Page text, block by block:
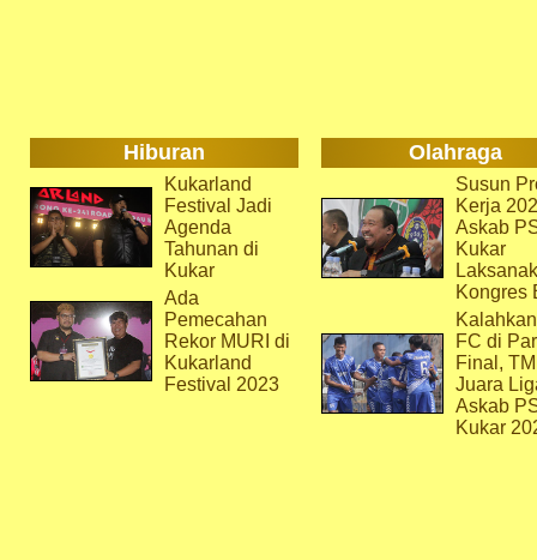
Hiburan Olahraga
Kukarland
Festival Jadi
Agenda
Tahunan di
Kukar
Ada
Pemecahan
Rekor MURI di
Kukarland
Festival 2023
Susun
Kerja
Askab
Kukar
Kongres
FC di
Final,
Juara
Askab
Kukar